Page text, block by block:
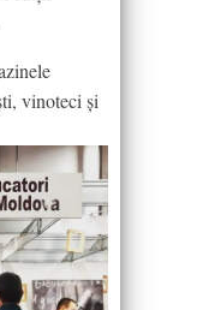
vinoteci și